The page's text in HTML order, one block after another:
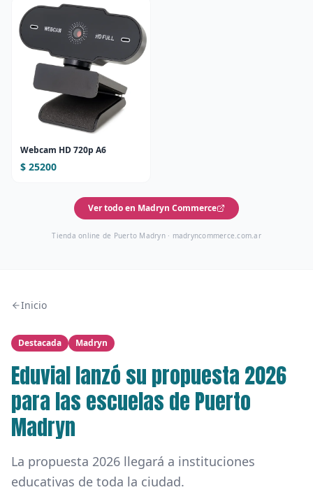
Webcam HD 720p A6
$ 25200
Ver todo en Madryn Commerce
Tienda online de Puerto Madryn · madryncommerce.com.ar
Inicio
Destacada Madryn
Eduvial lanzó su propuesta 2026
para las escuelas de Puerto
Madryn
La propuesta 2026 llegará a instituciones
educativas de toda la ciudad.